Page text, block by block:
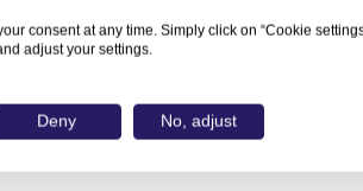
consent at any time. Simply click on “Cookie
adjust your settings.
Deny No, adjust